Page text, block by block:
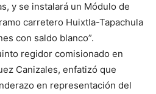
y se instalará un Módulo de
carretero Huixtla-Tapachula
con saldo blanco”.
regidor comisionado en
Canizales, enfatizó que
en representación del